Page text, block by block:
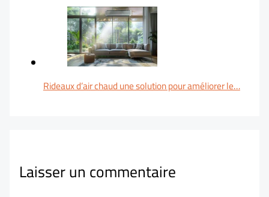
Rideaux d’air chaud une solution pour améliorer le…
Laisser un commentaire